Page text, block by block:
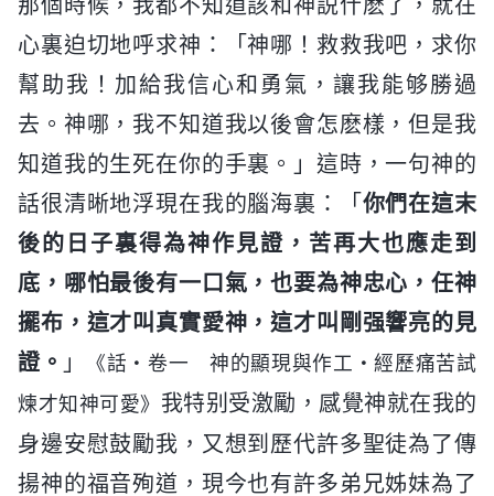
心裏迫切地呼求神：「神哪！救救我吧，求你
幫助我！加給我信心和勇氣，讓我能够勝過
去。神哪，我不知道我以後會怎麽樣，但是我
知道我的生死在你的手裏。」這時，一句神的
話很清晰地浮現在我的腦海裏：「 你們在這末
後的日子裏得為神作見證，苦再大也應走到
底，哪怕最後有一口氣，也要為神忠心，任神
擺布，這才叫真實愛神，這才叫剛强響亮的見
證。 」
《話・卷一 神的顯現與作工・經歷痛苦試
煉才知神可愛》 我特别受激勵，感覺神就在我的
身邊安慰鼓勵我，又想到歷代許多聖徒為了傳
揚神的福音殉道，現今也有許多弟兄姊妹為了